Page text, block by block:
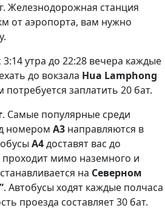
Железнодорожная станция
от аэропорта, вам нужно
3:14 утра до 22:28 вечера каждые
до вокзала Hua Lamphong
заплатить 20 бат.
. Самые популярные среди
номером А3 направляются в
А4доставят вас до
проходит мимо наземного и
на Северном
. Автобусы ходят каждые полчаса
проезда составляет 30 бат.